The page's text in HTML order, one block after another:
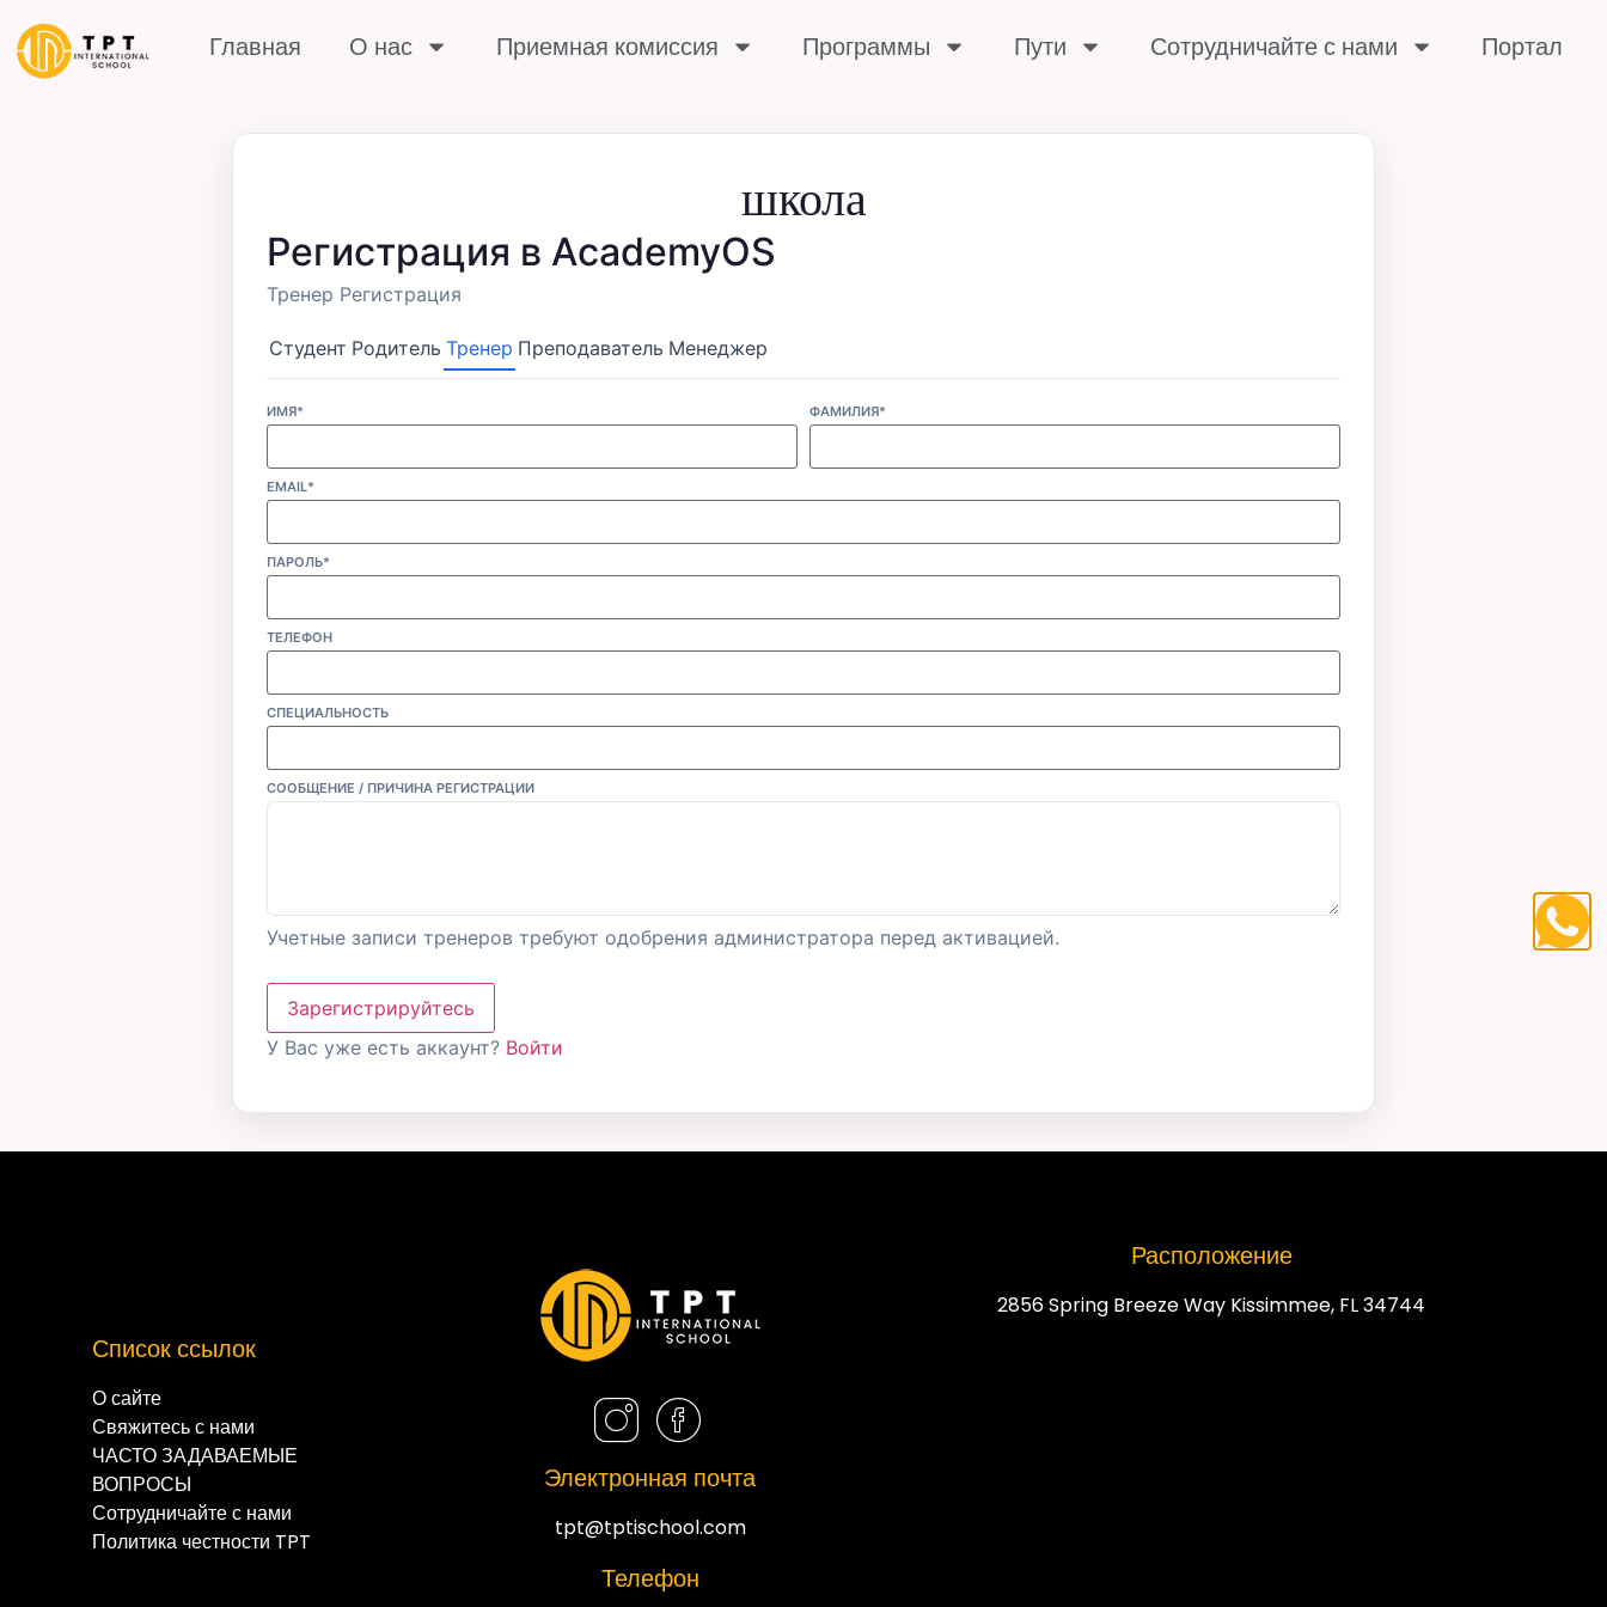
Главная О нас Приемная комиссия Программы Пути Сотрудничайте с нами Портал
школа
Регистрация в AcademyOS
Тренер Регистрация
Студент Родитель Тренер Преподаватель Менеджер
ИМЯ* ФАМИЛИЯ*
EMAIL*
ПАРОЛЬ*
ТЕЛЕФОН
СПЕЦИАЛЬНОСТЬ
СООБЩЕНИЕ / ПРИЧИНА РЕГИСТРАЦИИ
Учетные записи тренеров требуют одобрения администратора перед активацией.
Зарегистрируйтесь
У Вас уже есть аккаунт? Войти
Список ссылок
О сайте
Свяжитесь с нами
ЧАСТО ЗАДАВАЕМЫЕ
ВОПРОСЫ
Сотрудничайте с нами
Политика честности TPT
Электронная почта
tpt@tptischool.com
Телефон
Расположение
2856 Spring Breeze Way Kissimmee, FL 34744